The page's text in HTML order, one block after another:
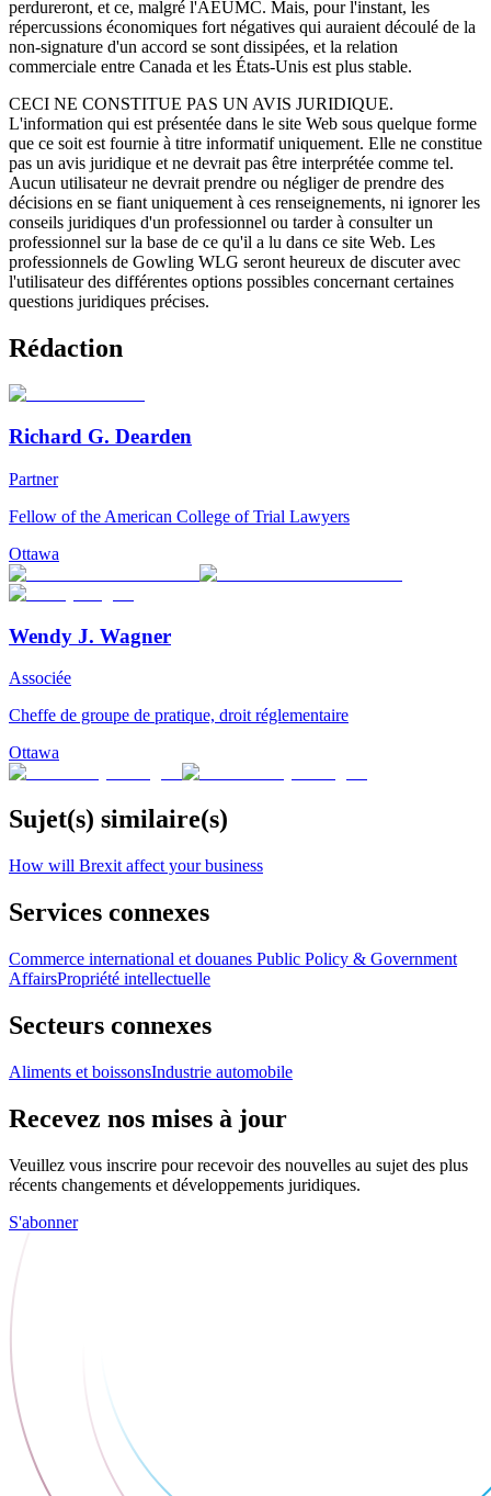
perdureront, et ce, malgré l'AEUMC. Mais, pour l'instant, les
répercussions économiques fort négatives qui auraient découlé de la
non-signature d'un accord se sont dissipées, et la relation
commerciale entre Canada et les États-Unis est plus stable.
CECI NE CONSTITUE PAS UN AVIS JURIDIQUE.
L'information qui est présentée dans le site Web sous quelque forme
que ce soit est fournie à titre informatif uniquement. Elle ne constitue
pas un avis juridique et ne devrait pas être interprétée comme tel.
Aucun utilisateur ne devrait prendre ou négliger de prendre des
décisions en se fiant uniquement à ces renseignements, ni ignorer les
conseils juridiques d'un professionnel ou tarder à consulter un
professionnel sur la base de ce qu'il a lu dans ce site Web. Les
professionnels de Gowling WLG seront heureux de discuter avec
l'utilisateur des différentes options possibles concernant certaines
questions juridiques précises.
Rédaction
Richard G. Dearden
Partner
Fellow of the American College of Trial Lawyers
Ottawa
Wendy J. Wagner
Associée
Cheffe de groupe de pratique, droit réglementaire
Ottawa
Sujet(s) similaire(s)
How will Brexit affect your business
Services connexes
Commerce international et douanes Public Policy & Government
AffairsPropriété intellectuelle
Secteurs connexes
Aliments et boissonsIndustrie automobile
Recevez nos mises à jour
Veuillez vous inscrire pour recevoir des nouvelles au sujet des plus
récents changements et développements juridiques.
S'abonner